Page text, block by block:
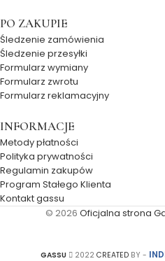
PO ZAKUPIE
Śledzenie zamówienia
Śledzenie przesyłki
Formularz wymiany
Formularz zwrotu
Formularz reklamacyjny
INFORMACJE
Metody płatności
Polityka prywatności
Regulamin zakupów
Program Stałego Klienta
Kontakt gassu
© 2026 Oficjalna strona
GASSU 2022 CREATED BY -